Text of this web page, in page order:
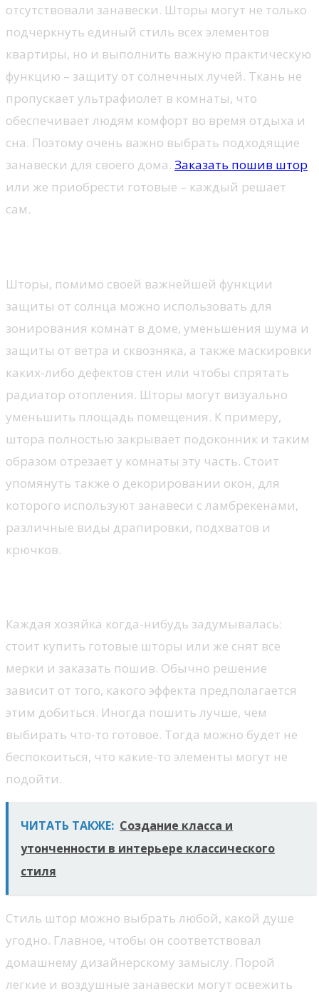
отсутствовали занавески. Шторы могут не только
подчеркнуть единый стиль всех элементов
квартиры, но и выполнить важную практическую
функцию – защиту от солнечных лучей. Ткань не
пропускает ультрафиолет в комнаты, что
обеспечивает людям комфорт во время отдыха и
сна. Поэтому очень важно выбрать подходящие
занавески для своего дома. Заказать пошив штор
или же приобрести готовые – каждый решает
сам.
Шторы, помимо своей важнейшей функции
защиты от солнца можно использовать для
зонирования комнат в доме, уменьшения шума и
защиты от ветра и сквозняка, а также маскировки
каких-либо дефектов стен или чтобы спрятать
радиатор отопления. Шторы могут визуально
уменьшить площадь помещения. К примеру,
штора полностью закрывает подоконник и таким
образом отрезает у комнаты эту часть. Стоит
упомянуть также о декорировании окон, для
которого используют занавеси с ламбрекенами,
различные виды драпировки, подхватов и
крючков.
Каждая хозяйка когда-нибудь задумывалась:
стоит купить готовые шторы или же снят все
мерки и заказать пошив. Обычно решение
зависит от того, какого эффекта предполагается
этим добиться. Иногда пошить лучше, чем
выбирать что-то готовое. Тогда можно будет не
беспокоиться, что какие-то элементы могут не
подойти.
ЧИТАТЬ ТАКЖЕ: Создание класса и
утонченности в интерьере классического
стиля
Стиль штор можно выбрать любой, какой душе
угодно. Главное, чтобы он соответствовал
домашнему дизайнерскому замыслу. Порой
легкие и воздушные занавески могут освежить